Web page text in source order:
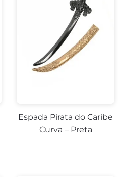
Espada Pirata do Caribe
Curva – Preta